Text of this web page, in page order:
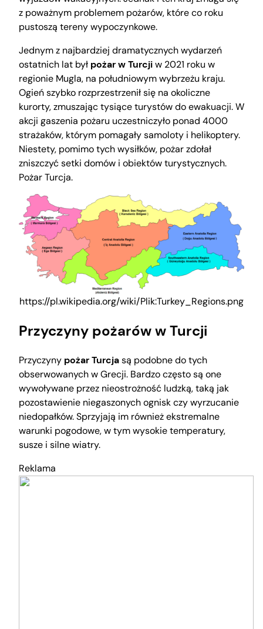
z poważnym problemem pożarów, które co roku
pustoszą tereny wypoczynkowe.
Jednym z najbardziej dramatycznych wydarzeń
ostatnich lat był pożar w Turcjiw 2021 roku w
regionie Mugla, na południowym wybrzeżu kraju.
Ogień szybko rozprzestrzenił się na okoliczne
kurorty, zmuszając tysiące turystów do ewakuacji. W
akcji gaszenia pożaru uczestniczyło ponad 4000
strażaków, którym pomagały samoloty i helikoptery.
Niestety, pomimo tych wysiłków, pożar zdołał
zniszczyć setki domów i obiektów turystycznych.
Pożar Turcja.
https://pl.wikipedia.org/wiki/Plik:Turkey_Regions.png
Przyczyny pożarów w Turcji
Przyczyny pożar Turcjasą podobne do tych
obserwowanych w Grecji. Bardzo często są one
wywoływane przez nieostrożność ludzką, taką jak
pozostawienie niegaszonych ognisk czy wyrzucanie
niedopałków. Sprzyjają im również ekstremalne
warunki pogodowe, w tym wysokie temperatury,
susze i silne wiatry.
Reklama